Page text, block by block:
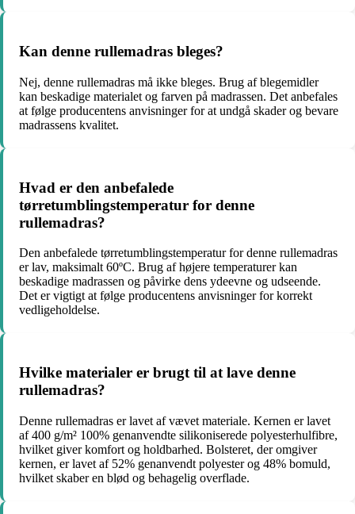
Kan denne rullemadras bleges?
Nej, denne rullemadras må ikke bleges. Brug af blegemidler
kan beskadige materialet og farven på madrassen. Det anbefales
at følge producentens anvisninger for at undgå skader og bevare
madrassens kvalitet.
Hvad er den anbefalede
tørretumblingstemperatur for denne
rullemadras?
Den anbefalede tørretumblingstemperatur for denne rullemadras
er lav, maksimalt 60ºC. Brug af højere temperaturer kan
beskadige madrassen og påvirke dens ydeevne og udseende.
Det er vigtigt at følge producentens anvisninger for korrekt
vedligeholdelse.
Hvilke materialer er brugt til at lave denne
rullemadras?
Denne rullemadras er lavet af vævet materiale. Kernen er lavet
af 400 g/m² 100% genanvendte silikoniserede polyesterhulfibre,
hvilket giver komfort og holdbarhed. Bolsteret, der omgiver
kernen, er lavet af 52% genanvendt polyester og 48% bomuld,
hvilket skaber en blød og behagelig overflade.